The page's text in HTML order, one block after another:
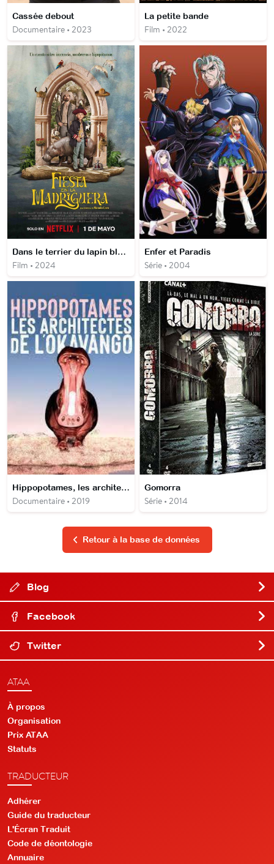
Cassée debout
Documentaire • 2023
La petite bande
Film • 2022
Dans le terrier du lapin blanc
Film • 2024
Enfer et Paradis
Série • 2004
Hippopotames, les architectes de l'Okavango
Documentaire • 2019
Gomorra
Série • 2014
Retour à la base de données
Blog
Facebook
Twitter
ATAA
À propos
Organisation
Prix ATAA
Statuts
TRADUCTEUR
Adhérer
Guide du traducteur
L'Écran Traduit
Code de déontologie
Annuaire